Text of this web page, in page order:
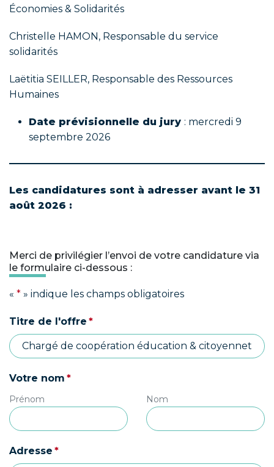
Économies & Solidarités
Christelle HAMON, Responsable du service
solidarités
Laëtitia SEILLER, Responsable des Ressources
Humaines
Date prévisionnelle du jury : mercredi 9
septembre 2026
Les candidatures sont à adresser avant le 31
août 2026 :
Merci de privilégier l’envoi de votre candidature via
le formulaire ci-dessous :
« * » indique les champs obligatoires
Titre de l'offre (obligatoire)
*
Votre nom (obligatoire)
*
Prénom Nom
Adresse (obligatoire)
*